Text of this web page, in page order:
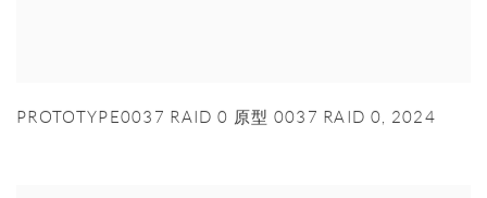
PROTOTYPE0037 RAID 0 原型 0037 RAID 0 2024